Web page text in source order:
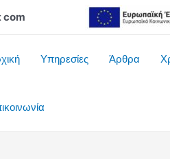
com
Υπηρεσίες Άρθρα